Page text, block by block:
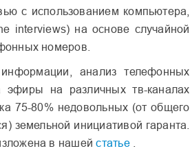
с использованием компьютера,
interviews) на основе случайной
номеров.
информации, анализ телефонных
эфиры на различныхтв-каналах
75-80% недовольных (от общего
земельной инициативой гаранта.
в нашейстатье